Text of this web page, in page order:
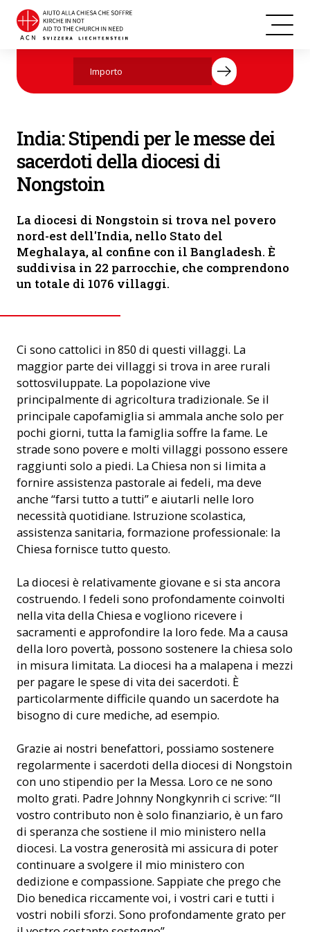
Aiutate ora con la vostra donazione.
India: Stipendi per le messe dei
sacerdoti della diocesi di
Nongstoin
La diocesi di Nongstoin si trova nel povero
nord-est dell'India, nello Stato del
Meghalaya, al confine con il Bangladesh. È
suddivisa in 22 parrocchie, che comprendono
un totale di 1076 villaggi.
Ci sono cattolici in 850 di questi villaggi. La
maggior parte dei villaggi si trova in aree rurali
sottosviluppate. La popolazione vive
principalmente di agricoltura tradizionale. Se il
principale capofamiglia si ammala anche solo per
pochi giorni, tutta la famiglia soffre la fame. Le
strade sono povere e molti villaggi possono essere
raggiunti solo a piedi. La Chiesa non si limita a
fornire assistenza pastorale ai fedeli, ma deve
anche “farsi tutto a tutti” e aiutarli nelle loro
necessità quotidiane. Istruzione scolastica,
assistenza sanitaria, formazione professionale: la
Chiesa fornisce tutto questo.
La diocesi è relativamente giovane e si sta ancora
costruendo. I fedeli sono profondamente coinvolti
nella vita della Chiesa e vogliono ricevere i
sacramenti e approfondire la loro fede. Ma a causa
della loro povertà, possono sostenere la chiesa solo
in misura limitata. La diocesi ha a malapena i mezzi
per pagare le spese di vita dei sacerdoti. È
particolarmente difficile quando un sacerdote ha
bisogno di cure mediche, ad esempio.
Grazie ai nostri benefattori, possiamo sostenere
regolarmente i sacerdoti della diocesi di Nongstoin
con uno stipendio per la Messa. Loro ce ne sono
molto grati. Padre Johnny Nongkynrih ci scrive: “Il
vostro contributo non è solo finanziario, è un faro
di speranza che sostiene il mio ministero nella
diocesi. La vostra generosità mi assicura di poter
continuare a svolgere il mio ministero con
dedizione e compassione. Sappiate che prego che
Dio benedica riccamente voi, i vostri cari e tutti i
vostri nobili sforzi. Sono profondamente grato per